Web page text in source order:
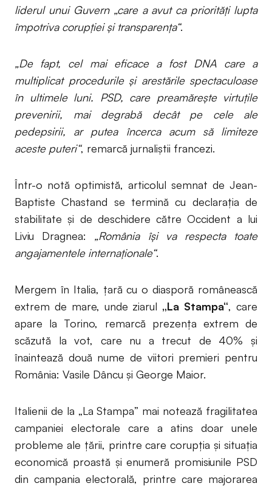
liderul unui Guvern „care a avut ca priorități lupta
împotriva corupției și transparența“.
„De fapt, cel mai eficace a fost DNA care a
multiplicat procedurile și arestările spectaculoase
în ultimele luni. PSD, care preamărește virtuțile
prevenirii, mai degrabă decât pe cele ale
pedepsirii, ar putea încerca acum să limiteze
aceste puteri“, remarcă jurnaliștii francezi.
Într-o notă optimistă, articolul semnat de Jean-
Baptiste Chastand se termină cu declarația de
stabilitate și de deschidere către Occident a lui
Liviu Dragnea: „România își va respecta toate
angajamentele internaționale“.
Mergem în Italia, țară cu o diasporă românească
extrem de mare, unde ziarul „La Stampa“, care
apare la Torino, remarcă prezența extrem de
scăzută la vot, care nu a trecut de 40% și
înaintează două nume de viitori premieri pentru
România: Vasile Dâncu și George Maior.
Italienii de la „La Stampa” mai notează fragilitatea
campaniei electorale care a atins doar unele
probleme ale țării, printre care corupția și situația
economică proastă și enumeră promisiunile PSD
din campania electorală, printre care majorarea